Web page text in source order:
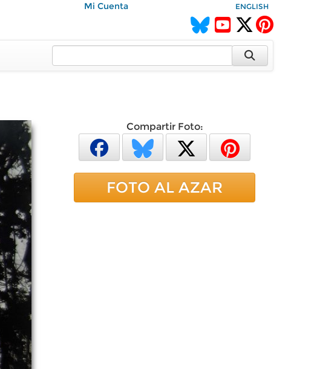
Mi Cuenta ENGLISH
Compartir Foto:
FOTO AL AZAR